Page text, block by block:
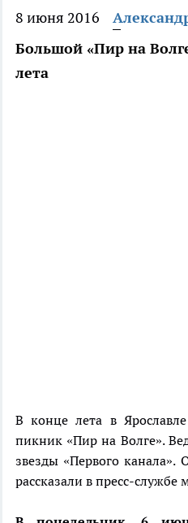
8 июня 2016
Большой «Пир на
лета
В конце лета в
пикник «Пир на Волге».
звезды «Первого канала».
рассказали в пресс-службе